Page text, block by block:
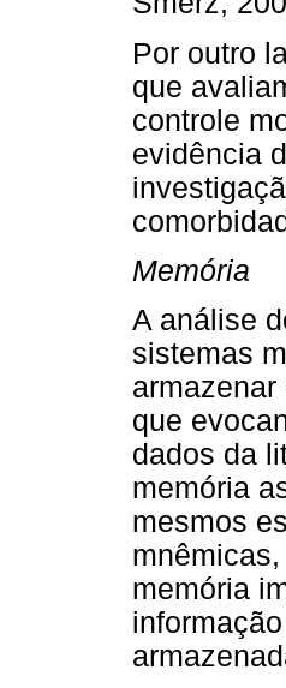
Por outro
que
controle
evidência
Memória
A análise
sistemas
que
dados da
memória
mesmos
memória